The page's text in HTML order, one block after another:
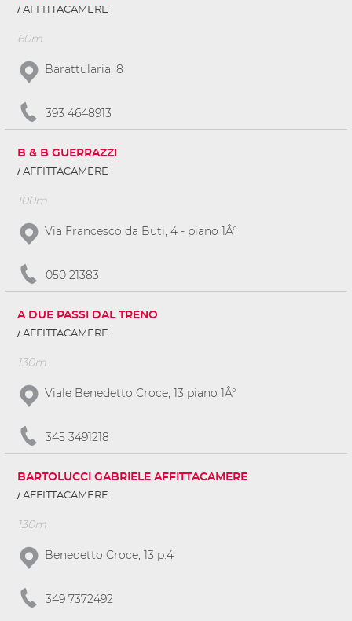
AFFITTACAMERE
60m
Barattularia, 8
393 4648913
B & B GUERRAZZI
AFFITTACAMERE
100m
Via Francesco da Buti, 4 - piano 1Â°
050 21383
A DUE PASSI DAL TRENO
AFFITTACAMERE
130m
Viale Benedetto Croce, 13 piano 1Â°
345 3491218
BARTOLUCCI GABRIELE AFFITTACAMERE
AFFITTACAMERE
130m
Benedetto Croce, 13 p.4
349 7372492